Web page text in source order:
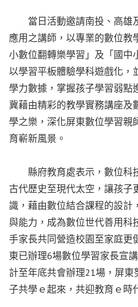
當日活動邀請南投、高雄
應用之講師，以專業的數位教
小數位翻轉樂學習」及「國中
以學習平板體驗學科遊戲化，
學力數據，掌握孩子學習弱點
冀藉由精彩的教學實務講座及
學之樂，深化屏東數位學習親
育嶄新風景。
縣府教育處表示，數位科
古代歷史至現代太空，讓孩子
識，藉由數位結合課程的設計
與能力，成為數位世代善用科
手家長共同營造校園至家庭更
東已辦理6場數位學習家長宣
計至年底共會辦理21場，屏
子共學ｅ起來，共迎教育ｅ時